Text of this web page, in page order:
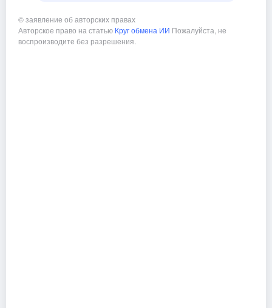
©заявление об авторских правах
Авторское право на статью Круг обмена ИИ Пожалуйста, не
воспроизводите без разрешения.